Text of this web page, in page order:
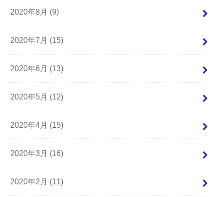
2020年8月 (9)
2020年7月 (15)
2020年6月 (13)
2020年5月 (12)
2020年4月 (15)
2020年3月 (16)
2020年2月 (11)